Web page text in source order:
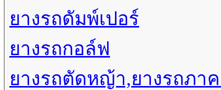
ยางรถดัมพ์เปอร์
ยางรถกอล์ฟ
ยางรถตัดหญ้า,ยางรถภา